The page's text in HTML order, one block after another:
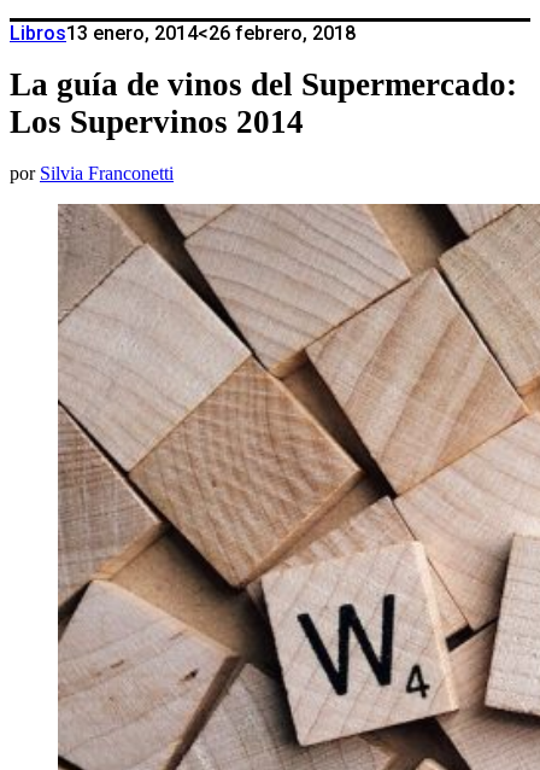
Libros13 enero, 2014<26 febrero, 2018
La guía de vinos del Supermercado:
Los Supervinos 2014
por Silvia Franconetti